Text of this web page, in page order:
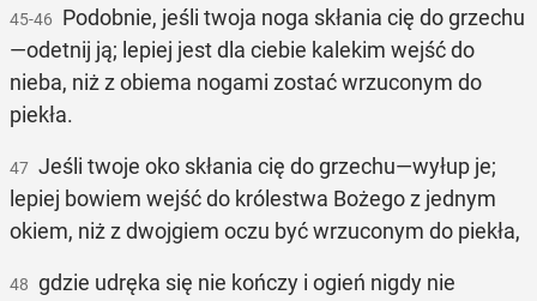
45-46 Podobnie, jeśli twoja noga skłania cię do grzechu
—odetnij ją; lepiej jest dla ciebie kalekim wejść do
nieba, niż z obiema nogami zostać wrzuconym do
piekła.
47 Jeśli twoje oko skłania cię do grzechu—wyłup je;
lepiej bowiem wejść do królestwa Bożego z jednym
okiem, niż z dwojgiem oczu być wrzuconym do piekła,
48 gdzie udręka się nie kończy i ogień nigdy nie